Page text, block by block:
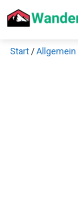
Inhalt
Start /Allgemein